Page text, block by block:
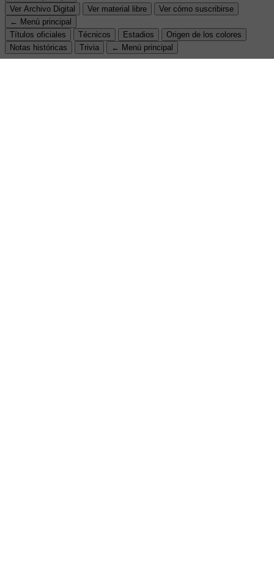
Ver Archivo Digital
Ver material libre
Ver cómo suscribirse
← Menú principal
Títulos oficiales
Técnicos Estadios
Origen de los colores
Notas históricas
Trivia ← Menú principal